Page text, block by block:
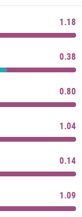
1.18
0.38
0.80
1.04
0.14
1.09